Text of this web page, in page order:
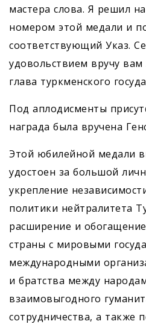
мастера слова. Я решил
номером этой медали и
соответствующий Указ.
удовольствием вручу вам
глава туркменского
Под аплодисменты
награда была вручена
Этой юбилейной медали
удостоен за большой
укрепление
политики нейтралитета
расширение и
страны с мировыми
международными
и братства между
взаимовыгодного
сотрудничества, а также